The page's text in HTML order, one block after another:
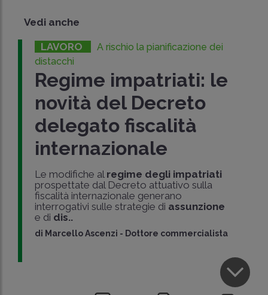
Vedi anche
LAVORO
A rischio la pianificazione dei
distacchi
Regime impatriati: le
novità del Decreto
delegato fiscalità
internazionale
Le modifiche al regime degli impatriati
prospettate dal Decreto attuativo sulla
fiscalità internazionale generano
interrogativi sulle strategie di assunzione
e di dis..
di Marcello Ascenzi - Dottore commercialista